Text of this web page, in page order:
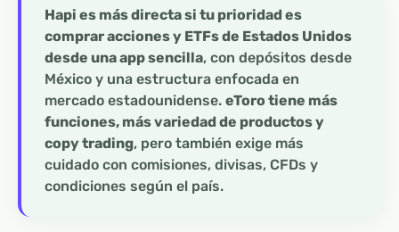
Hapi es más directa si tu prioridad es
comprar acciones y ETFs de Estados Unidos
desde una app sencilla, con depósitos desde
México y una estructura enfocada en
mercado estadounidense. eToro tiene más
funciones, más variedad de productos y
copy trading, pero también exige más
cuidado con comisiones, divisas, CFDs y
condiciones según el país.